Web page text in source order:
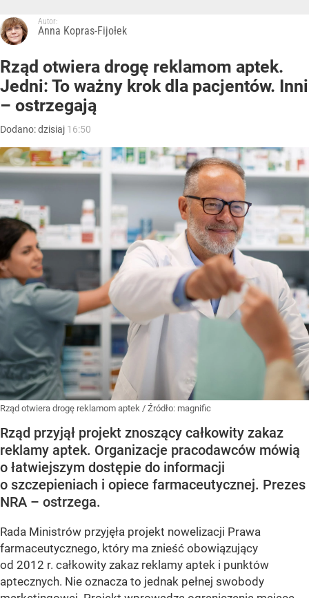
Autor:
Anna Kopras-Fijołek
Rząd otwiera drogę reklamom aptek.
Jedni: To ważny krok dla pacjentów. Inni
– ostrzegają
Dodano:dzisiaj 16:50
Rząd otwiera drogę reklamom aptek / Źródło: magnific
Rząd przyjął projekt znoszący całkowity zakaz
reklamy aptek. Organizacje pracodawców mówią
o łatwiejszym dostępie do informacji
o szczepieniach i opiece farmaceutycznej. Prezes
NRA – ostrzega.
Rada Ministrów przyjęła projekt nowelizacji Prawa
farmaceutycznego, który ma znieść obowiązujący
od 2012 r. całkowity zakaz reklamy aptek i punktów
aptecznych. Nie oznacza to jednak pełnej swobody